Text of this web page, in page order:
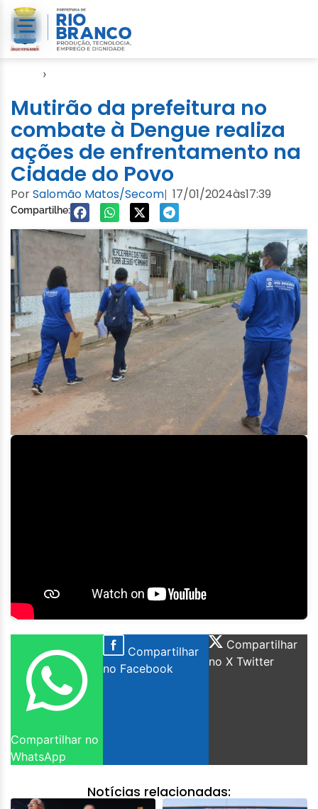
›
Mutirão da prefeitura no
combate à Dengue realiza
ações de enfrentamento na
Cidade do Povo
PorSalomão Matos/Secom| 17/01/2024às17:39
Compartilhe:
Compartilhar no
WhatsApp
Compartilhar
no Facebook
Compartilhar
no X Twitter
Notícias relacionadas: